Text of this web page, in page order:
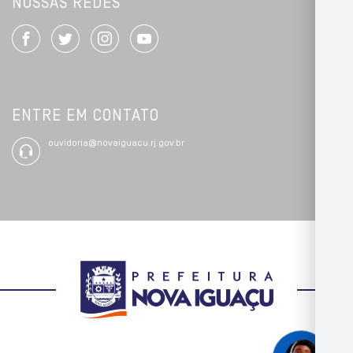
NOSSAS REDES
ENTRE EM CONTATO
ouvidoria@novaiguacu.rj.gov.br